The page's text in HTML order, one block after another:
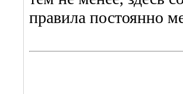
правила постоянно